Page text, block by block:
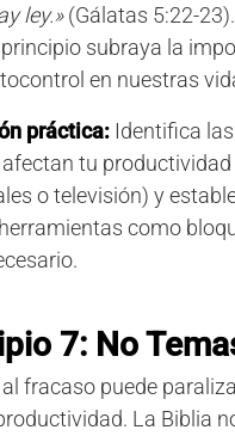
ley.»(Gálatas 5:22-23).
principio subraya la
en nuestras
práctica: Identifica
tu
o televisión) y
como
7: No
fracaso puede
La Biblia